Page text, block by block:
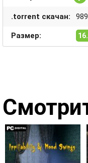
.torrent скачан:
Размер: